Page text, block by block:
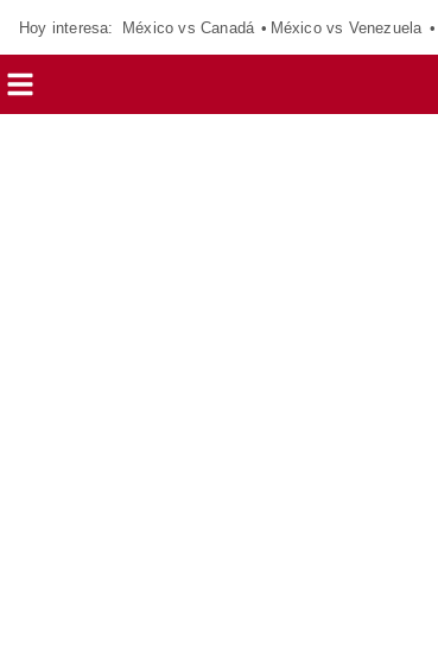
Hoy interesa: México vs Canadá México vs Venezuela